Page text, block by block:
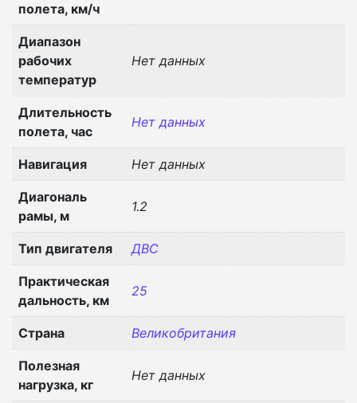
полета, км/ч
Диапазон
рабочих
температур
Нет данных
Длительность
полета, час
Нет данных
Навигация Нет данных
Диагональ
рамы, м
1.2
Тип двигателя ДВС
Практическая
дальность, км
25
Страна Великобритания
Полезная
нагрузка, кг
Нет данных